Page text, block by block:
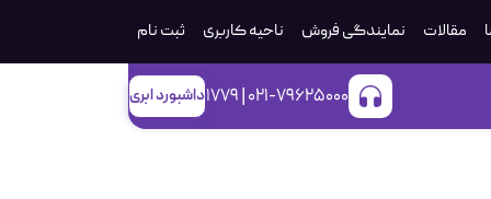
مقالات نمایندگی فروش ناحیه کاربری ثبت‌ نام
021-79625000 | 1779 داشبورد ابری